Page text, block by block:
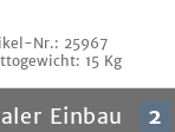
Nr.: 25967
15 Kg
Einbau 2